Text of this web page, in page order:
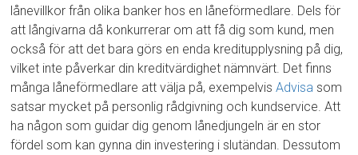
lånevillkor från olika banker hos en låneförmedlare. Dels för
att långivarna då konkurrerar om att få dig som kund, men
också för att det bara görs en enda kreditupplysning på dig,
vilket inte påverkar din kreditvärdighet nämnvärt. Det finns
många låneförmedlare att välja på, exempelvisAdvisa som
satsar mycket på personlig rådgivning och kundservice. Att
ha någon som guidar dig genom lånedjungeln är en stor
fördel som kan gynna din investering i slutändan. Dessutom